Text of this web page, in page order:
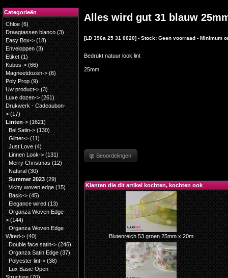
Alles wird gut 31 blauw
[LD 396a 25 31 0020] - Stock: Geen voorraad - Minimum
Bedrukt natuur look lint
25mm
Beoordelingen
Klanten die dit artikel kochten, kochten ook
Blutenreich 53 groen 25mm x 20m
Categorieën
Chloe (6)
Draagtassen blanco(3)
Easy Box-> (18)
Enveloppen (3)
Etiket (1)
Kubus->(66)
Magneetdozen->(6)
Poly Prop(9)
Uw product-> (3)
Luxe dozen-> (261)
Drukwerk - Cadeaubon-
>(17)
Linten->(1621)
Bel Satin->(130)
Glitter->(11)
Just Love (4)
Linnen Look->(131)
Merry Christmas (12)
Natural(30)
Summer 2023 (29)
Vichy woven edge(15)
Basic-> (45)
Elegance wired(13)
Organza Woven Edge-
>(144)
Organza Woven Edge
Wired->(40)
Double face satin-> (246)
Organza Satin Edge(37)
Polyester lint->(38)
Lux Basic Open